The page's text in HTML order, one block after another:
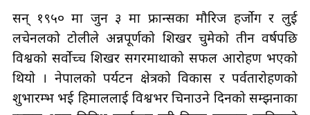
सन् १९५० मा जुन ३ मा फ्रान्सका मौरिज हर्जोग र लुई
लचेनलको टोलीले अन्नपूर्णको शिखर चुमेको तीन वर्षपछि
विश्वको सर्वोच्च शिखर सगरमाथाको सफल आरोहण भएको
थियो । नेपालको पर्यटन क्षेत्रको विकास र पर्वतारोहणको
शुभारम्भ भई हिमाललाई विश्वभर चिनाउने दिनको सम्झनाका